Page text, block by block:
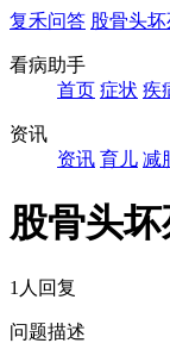
复禾问答 股骨头
看病助手
首页 症状 疾
资讯
资讯 育儿 减
股骨头
1人回复
问题描述